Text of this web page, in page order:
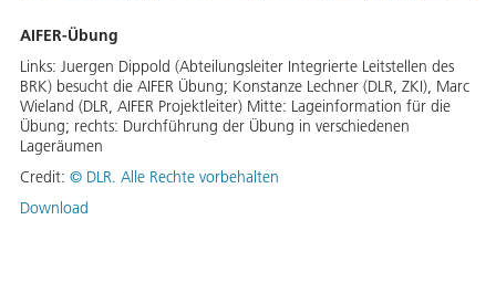
AIFER-Übung
Links: Juergen Dippold (Abteilungsleiter Integrierte Leitstellen des
BRK) besucht die AIFER Übung; Konstanze Lechner (DLR, ZKI), Marc
Wieland (DLR, AIFER Projektleiter) Mitte: Lageinformation für die
Übung; rechts: Durchführung der Übung in verschiedenen
Lageräumen
Credit: © DLR. Alle Rechte vorbehalten
Download